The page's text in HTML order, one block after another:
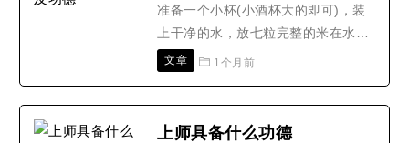
围着这个色壳子整天打转转，贪这贪
那。“观受是苦”，就..
准备一个小杯(小酒杯大的即可)，装
上干净的水，放七粒完整的米在水
中、或一寸长以上的面、或小饭团一
耶、南无僧伽耶、南无本师释迦牟尼
文章 1个月前
上师具备什么功德